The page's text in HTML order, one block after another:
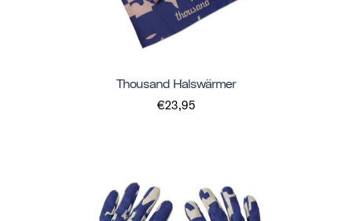
Thousand Halswärmer
€23,95